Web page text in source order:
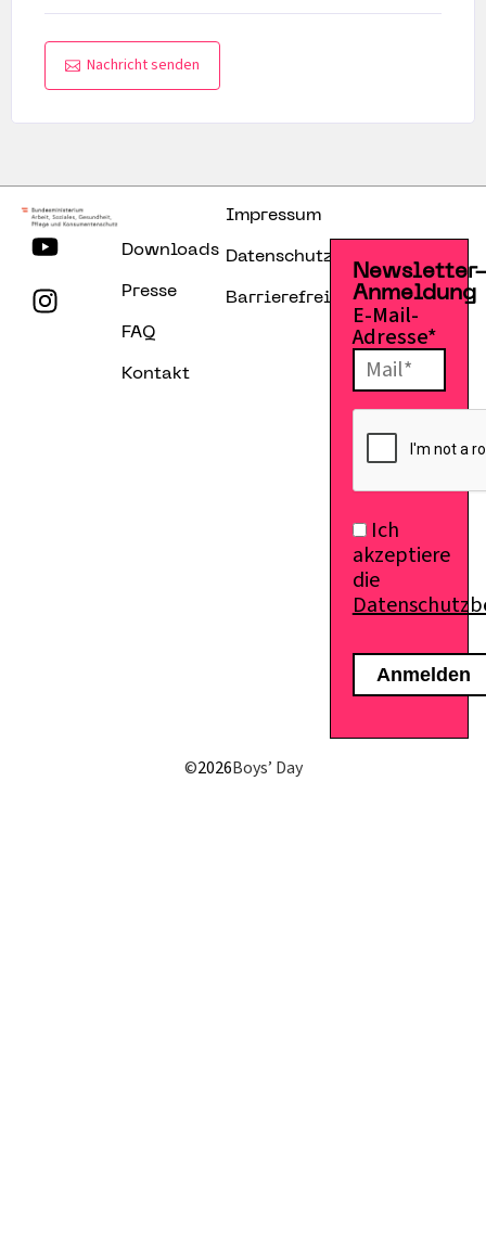
Nachricht senden
Downloads
Presse
FAQ
Kontakt
Impressum
Datenschutzerklärung
Barrierefreiheitserklärung
Anmeldung
E-Mail-
Adresse*
Ich
akzeptiere
die
©2026Boys’ Day